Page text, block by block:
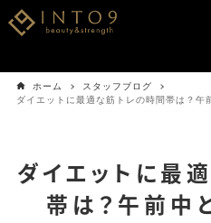
ホーム
スタッフブログ
ダイエットに最適な筋トレの時間帯は？午
ダイエットに最
帯は？午前中